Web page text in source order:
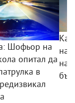
Шофьор на
опитал да
в
на